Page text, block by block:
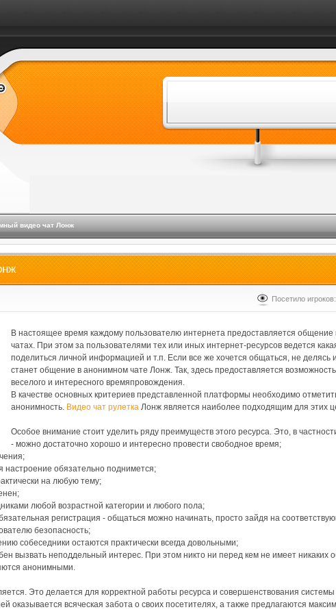
видео чат Лонж
Посетило игроков:
В настоящее время каждому пользователю интернета предоставляется общение
чатах. При этом за пользователями тех или иных интернет-ресурсов ведется
поделиться личной информацией и т.п. Если все же хочется общаться, не
станет общение в анонимном чате Лонж. Так, здесь предоставляется
веселого и интересного времяпровождения.
В качестве основных критериев представленной платформы необходимо
анонимность. Видео чат рулетка Лонж является наиболее подходящим для этих
Особое внимание стоит уделить ряду преимуществ этого ресурса. Это, в
- можно достаточно хорошо и интересно провести свободное время;
обязательно поднимется;
на любую тему;
любой возрастной категории и любого пола;
регистрация - общаться можно начинать, просто зайдя на
безопасность;
собеседники остаются практически всегда довольными;
вызвать неподдельный интерес. При этом никто ни перед кем не имеет никаких
анонимными.
Это делается для корректной работы ресурса и совершенствования
оказывается всяческая забота о своих посетителях, а также предлагаются